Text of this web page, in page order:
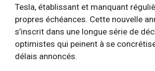
Tesla, établissant et manquant
propres échéances. Cette nouvelle
s’inscrit dans une longue série de
optimistes qui peinent à se
délais annoncés.